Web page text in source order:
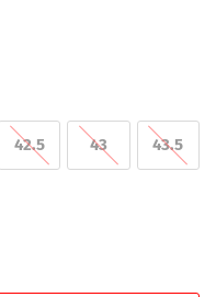
42.5 43 43.5